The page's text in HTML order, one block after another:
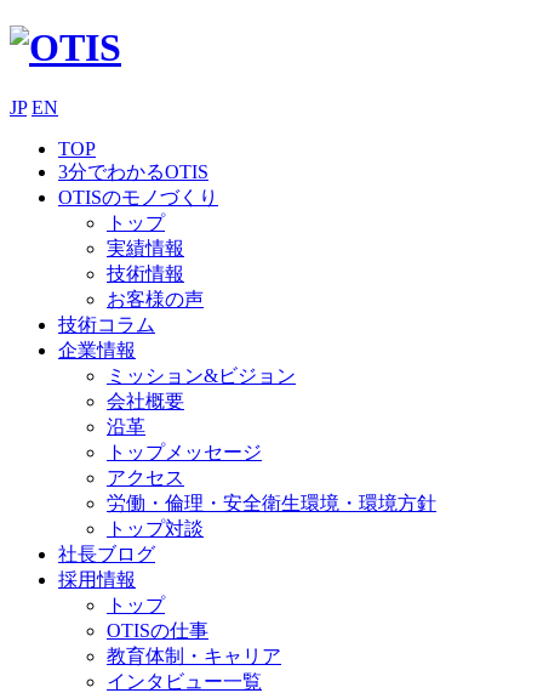
JP EN
TOP
3分でわかるOTIS
OTISのモノづくり
トップ
実績情報
技術情報
お客様の声
技術コラム
企業情報
ミッション&ビジョン
会社概要
沿革
トップメッセージ
アクセス
労働・倫理・安全衛生環境・環境方針
トップ対談
社長ブログ
採用情報
トップ
OTISの仕事
教育体制・キャリア
インタビュー一覧